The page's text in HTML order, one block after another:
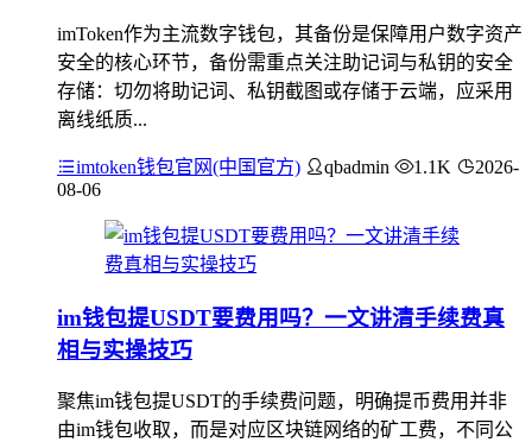
imToken作为主流数字钱包，其备份是保障用户数字资产
安全的核心环节，备份需重点关注助记词与私钥的安全
存储：切勿将助记词、私钥截图或存储于云端，应采用
离线纸质...
imtoken钱包官网(中国官方) qbadmin 1.1K
2026-
08-06
im钱包提USDT要费用吗？一文讲清手续费真
相与实操技巧
聚焦im钱包提USDT的手续费问题，明确提币费用并非
由im钱包收取，而是对应区块链网络的矿工费，不同公